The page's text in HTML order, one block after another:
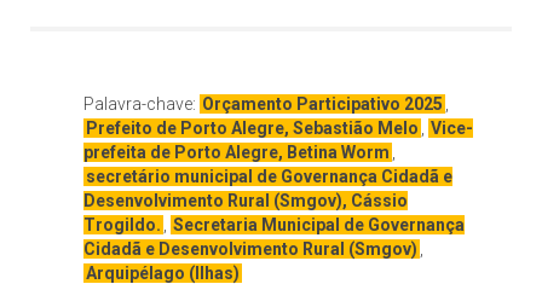
Palavra-chave: Orçamento Participativo 2025
Prefeito de Porto Alegre, Sebastião Melo
Vice-
prefeita de Porto Alegre, Betina Worm
secretário municipal de Governança Cidadã e
Desenvolvimento Rural (Smgov), Cássio
Trogildo.
Secretaria Municipal de Governança
Cidadã e Desenvolvimento Rural (Smgov)
Arquipélago (Ilhas)